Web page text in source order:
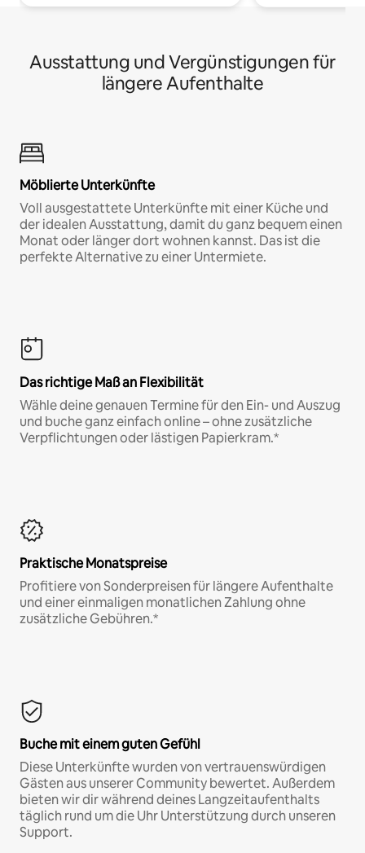
Ausstattung und Vergünstigungen für
längere Aufenthalte
Möblierte Unterkünfte
Voll ausgestattete Unterkünfte mit einer Küche und
der idealen Ausstattung, damit du ganz bequem einen
Monat oder länger dort wohnen kannst. Das ist die
perfekte Alternative zu einer Untermiete.
Das richtige Maß an Flexibilität
Wähle deine genauen Termine für den Ein- und Auszug
und buche ganz einfach online – ohne zusätzliche
Verpflichtungen oder lästigen Papierkram.*
Praktische Monatspreise
Profitiere von Sonderpreisen für längere Aufenthalte
und einer einmaligen monatlichen Zahlung ohne
zusätzliche Gebühren.*
Buche mit einem guten Gefühl
Diese Unterkünfte wurden von vertrauenswürdigen
Gästen aus unserer Community bewertet. Außerdem
bieten wir dir während deines Langzeitaufenthalts
täglich rund um die Uhr Unterstützung durch unseren
Support.